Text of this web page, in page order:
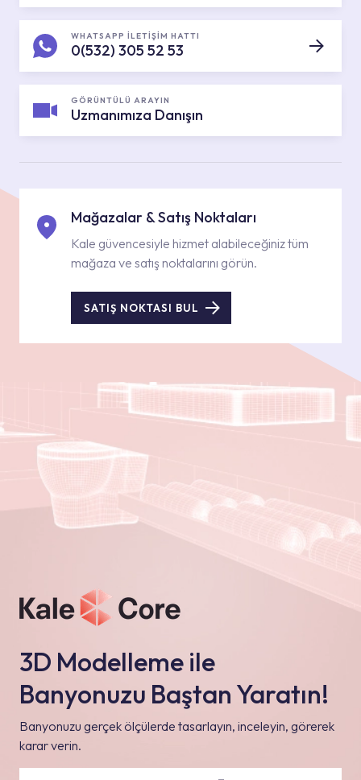
WHATSAPP İLETİŞİM HATTI
0(532) 305 52 53
GÖRÜNTÜLÜ ARAYIN
Uzmanımıza Danışın
Mağazalar & Satış Noktaları
Kale güvencesiyle hizmet alabileceğiniz tüm
mağaza ve satış noktalarını görün.
SATIŞ NOKTASI BUL
3D Modelleme ile
Banyonuzu Baştan Yaratın!
Banyonuzu gerçek ölçülerde tasarlayın, inceleyin, görerek
karar verin.